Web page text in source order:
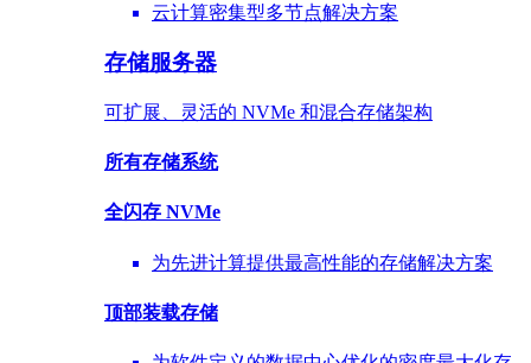
云计算密集型多节点解决方案
存储服务器
可扩展、灵活的 NVMe 和混合存储架构
所有存储系统
全闪存 NVMe
为先进计算提供最高性能的存储解决方案
顶部装载存储